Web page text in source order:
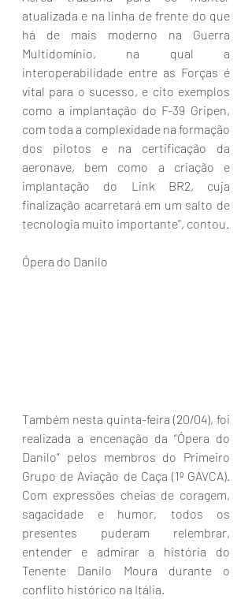
atualizada e na linha de frente do que
há de mais moderno na Guerra
Multidomínio, na qual a
interoperabilidade entre as Forças é
vital para o sucesso, e cito exemplos
como a implantação do F-39 Gripen,
com toda a complexidade na formação
dos pilotos e na certificação da
aeronave, bem como a criação e
implantação do Link BR2, cuja
finalização acarretará em um salto de
tecnologia muito importante”, contou.
Ópera do Danilo
Também nesta quinta-feira (20/04), foi
realizada a encenação da “Ópera do
Danilo” pelos membros do Primeiro
Grupo de Aviação de Caça (1º GAVCA).
Com expressões cheias de coragem,
sagacidade e humor, todos os
presentes puderam relembrar,
entender e admirar a história do
Tenente Danilo Moura durante o
conflito histórico na Itália.